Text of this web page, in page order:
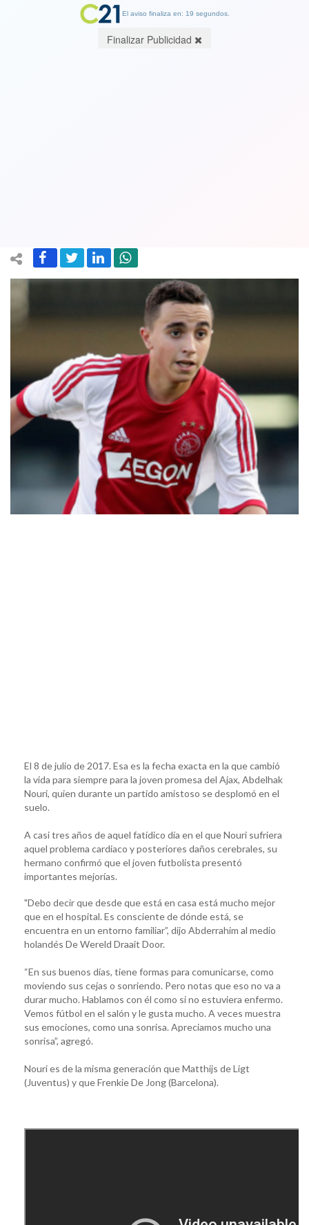
El 8 de julio de 2017. Esa es la fecha exacta en la que cambió
la vida para siempre para la joven promesa del Ajax, Abdelhak
Nouri, quien durante un partido amistoso se desplomó en el
suelo.
A casi tres años de aquel fatídico día en el que Nouri sufriera
aquel problema cardiaco y posteriores daños cerebrales, su
hermano confirmó que el joven futbolista presentó
importantes mejorías.
"Debo decir que desde que está en casa está mucho mejor
que en el hospital. Es consciente de dónde está, se
encuentra en un entorno familiar”, dijo Abderrahim al medio
holandés De Wereld Draait Door.
“En sus buenos días, tiene formas para comunicarse, como
moviendo sus cejas o sonriendo. Pero notas que eso no va a
durar mucho. Hablamos con él como si no estuviera enfermo.
Vemos fútbol en el salón y le gusta mucho. A veces muestra
sus emociones, como una sonrisa. Apreciamos mucho una
sonrisa”, agregó.
Nouri es de la misma generación que Matthijs de Ligt
(Juventus) y que Frenkie De Jong (Barcelona).
El aviso finaliza en: 19 segundos.
Finalizar Publicidad